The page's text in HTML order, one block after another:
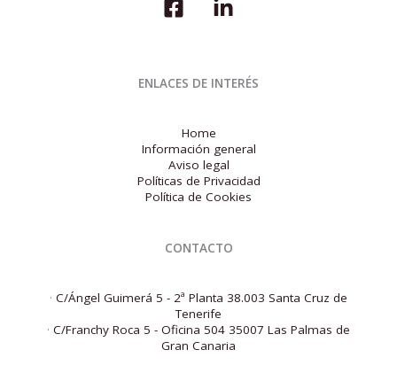
ENLACES DE INTERÉS
Home
Información general
Aviso legal
Políticas de Privacidad
Política de Cookies
CONTACTO
· C/Ángel Guimerá 5 - 2ª Planta 38.003 Santa Cruz de
Tenerife
· C/Franchy Roca 5 - Oficina 504 35007 Las Palmas de
Gran Canaria